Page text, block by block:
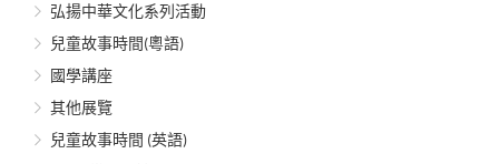
弘揚中華文化系列活動
兒童故事時間(粵語)
國學講座
其他展覽
兒童故事時間 (英語)